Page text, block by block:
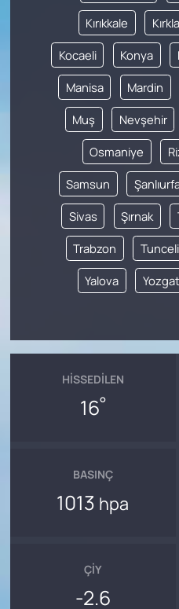
Kırıkkale
Kocaeli Konya
Manisa Mardin
Muş Nevşehir
Osmaniye
Samsun
Sivas Şırnak
Trabzon Tunceli
Yalova Yozgat
HISSEDILEN
16°
BASINÇ
1013 hpa
ÇIY
-2.6